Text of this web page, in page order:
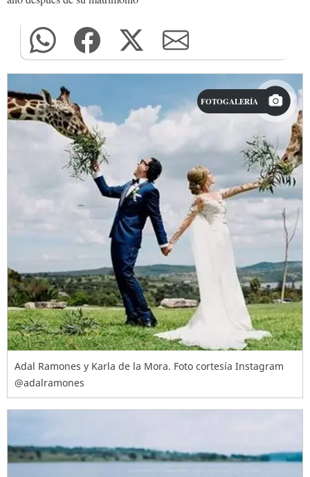
FOTOGALERÍA
Adal Ramones y Karla de la Mora. Foto cortesía Instagram
@adalramones